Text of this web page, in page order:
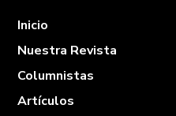
Inicio
Nuestra Revista
Columnistas
Artículos